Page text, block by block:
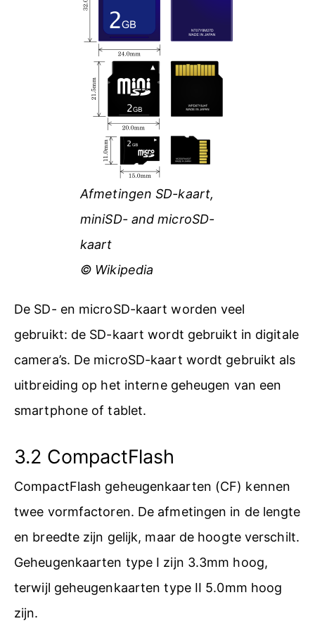
Afmetingen SD-kaart,
miniSD- and microSD-
kaart
© Wikipedia
De SD- en microSD-kaart worden veel
gebruikt: de SD-kaart wordt gebruikt in digitale
camera’s. De microSD-kaart wordt gebruikt als
uitbreiding op het interne geheugen van een
smartphone of tablet.
3.2 CompactFlash
CompactFlash geheugenkaarten (CF) kennen
twee vormfactoren. De afmetingen in de lengte
en breedte zijn gelijk, maar de hoogte verschilt.
Geheugenkaarten type I zijn 3.3mm hoog,
terwijl geheugenkaarten type II 5.0mm hoog
zijn.